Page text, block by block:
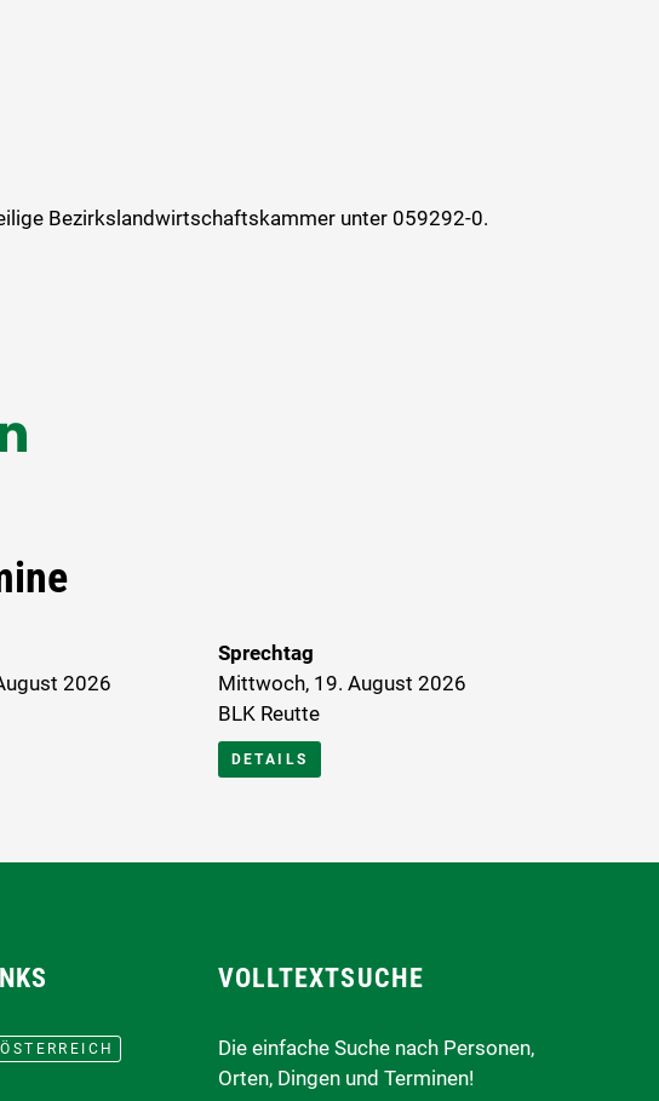
Bezirkslandwirtschaftskammer unter 059292-0.
2026
Sprechtag
Mittwoch, 19. August 2026
BLK Reutte
DETAILS
VOLLTEXTSUCHE
Die einfache Suche nach Personen,
Orten, Dingen und Terminen!